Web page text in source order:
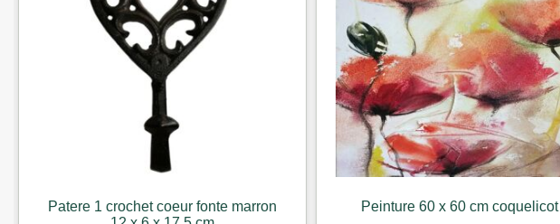
Peinture 60 x 60 cm coquelicot
Horloge murale mdf 34 cm deco